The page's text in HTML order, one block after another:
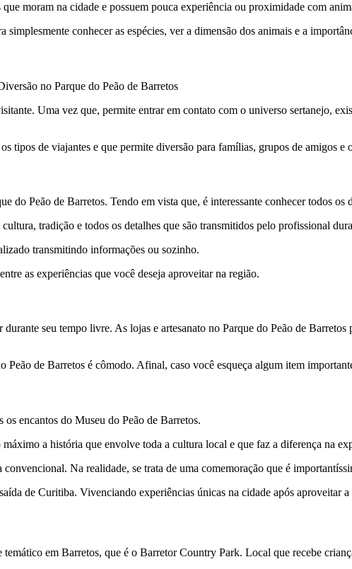
moram na cidade e possuem pouca experiência ou proximidade com
conhecer as espécies, ver a dimensão dos animais e a
no Parque do Peão de Barretos
Uma vez que, permite entrar em contato com o universo sertanejo,
tipos de viajantes e que permite diversão para famílias, grupos de amigos e
do Peão de Barretos. Tendo em vista que, é interessante conhecer todos
tradição e todos os detalhes que são transmitidos pelo profissional
transmitindo informações ou sozinho.
as experiências que você deseja aproveitar na região.
seu tempo livre. As lojas e artesanato no Parque do Peão de
Peão de Barretos é cômodo. Afinal, caso você esqueça algum item
encantos do Museu do Peão de Barretos.
a história que envolve toda a cultura local e que faz a diferença na
convencional. Na realidade, se trata de uma comemoração que é
de Curitiba. Vivenciando experiências únicas na cidade após aproveitar
em Barretos, que é o Barretor Country Park. Local que recebe